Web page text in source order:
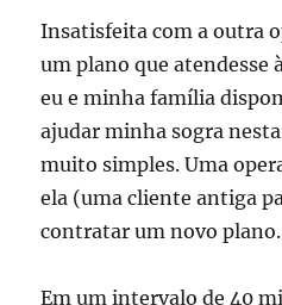
Insatisfeita com a outra
um plano que atendesse
eu e minha família
ajudar minha sogra
muito simples. Uma
ela (uma cliente antiga
contratar um novo plano.
Em um intervalo de 40